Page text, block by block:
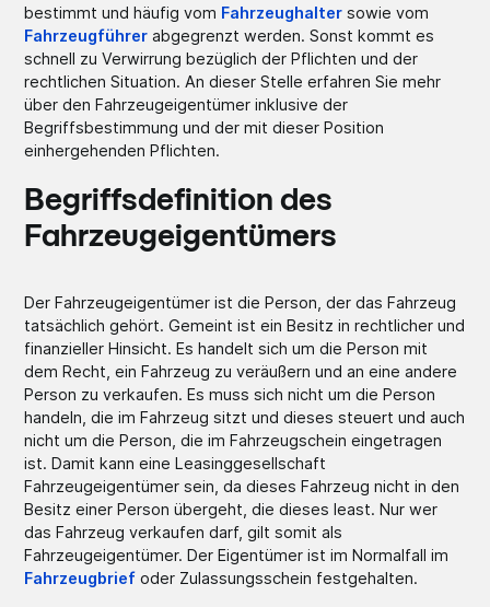
bestimmt und häufig vom Fahrzeughaltersowie vom
Fahrzeugführerabgegrenzt werden. Sonst kommt es
schnell zu Verwirrung bezüglich der Pflichten und der
rechtlichen Situation. An dieser Stelle erfahren Sie mehr
über den Fahrzeugeigentümer inklusive der
Begriffsbestimmung und der mit dieser Position
einhergehenden Pflichten.
Begriffsdefinition des
Fahrzeugeigentümers
Der Fahrzeugeigentümer ist die Person, der das Fahrzeug
tatsächlich gehört. Gemeint ist ein Besitz in rechtlicher und
finanzieller Hinsicht. Es handelt sich um die Person mit
dem Recht, ein Fahrzeug zu veräußern und an eine andere
Person zu verkaufen. Es muss sich nicht um die Person
handeln, die im Fahrzeug sitzt und dieses steuert und auch
nicht um die Person, die im Fahrzeugschein eingetragen
ist. Damit kann eine Leasinggesellschaft
Fahrzeugeigentümer sein, da dieses Fahrzeug nicht in den
Besitz einer Person übergeht, die dieses least. Nur wer
das Fahrzeug verkaufen darf, gilt somit als
Fahrzeugeigentümer. Der Eigentümer ist im Normalfall im
Fahrzeugbrief oder Zulassungsschein festgehalten.